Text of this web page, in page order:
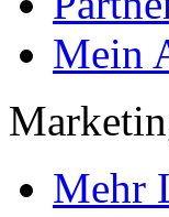
Ihre
Leser &